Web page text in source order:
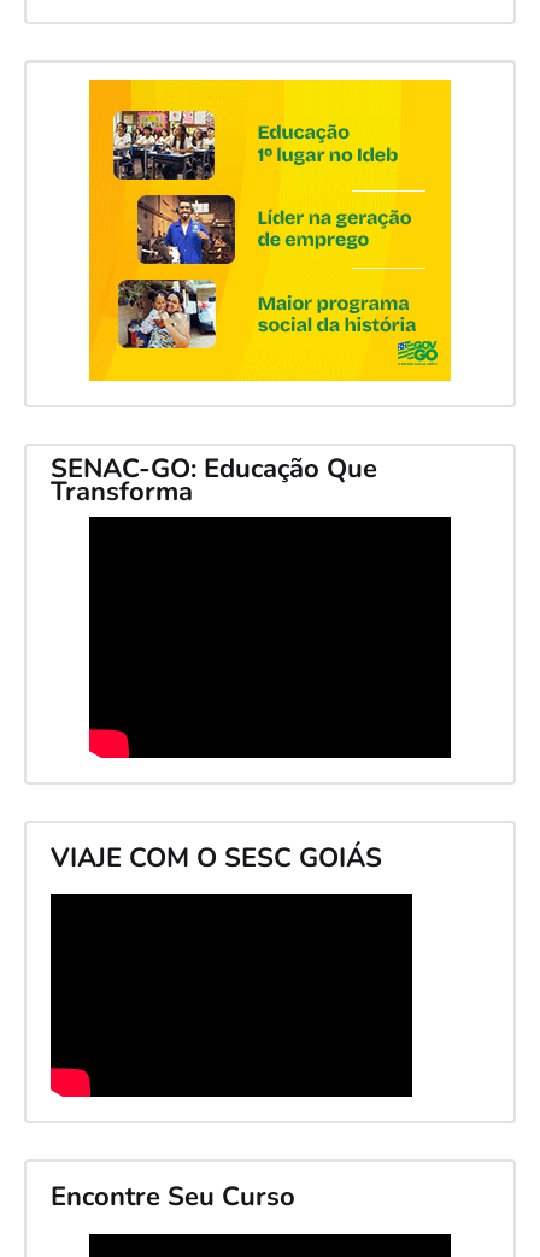
SENAC-GO: Educação Que
Transforma
VIAJE COM O SESC GOIÁS
Encontre Seu Curso